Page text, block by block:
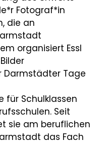
Fotograf*in
die an
organisiert Essl
Darmstädter Tage
für Schulklassen
Seit
sie am beruflichen
das Fach